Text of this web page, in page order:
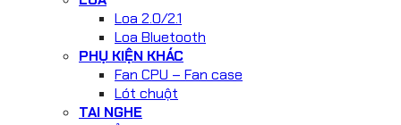
Loa 2.0/2.1
Loa Bluetooth
PHỤ KIỆN KHÁC
Fan CPU – Fan case
Lót chuột
TAI NGHE